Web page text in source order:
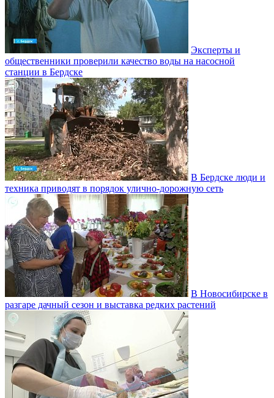
Эксперты и
общественники проверили качество воды на насосной
станции в Бердске
В Бердске люди и
техника приводят в порядок улично‑дорожную сеть
В Новосибирске в
разгаре дачный сезон и выставка редких растений